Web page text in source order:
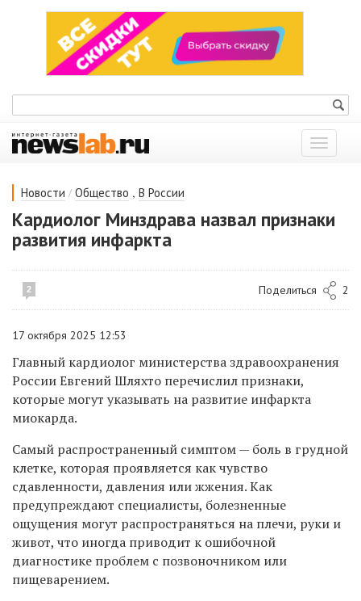
Показать
меню
Новости / Общество , В России
Кардиолог Минздрава назвал признаки
развития инфаркта
2 Поделиться 2
17 октября 2025 12:53
Главный кардиолог министерства здравоохранения
России Евгений Шляхто перечислил признаки,
которые могут указывать на развитие инфаркта
миокарда.
Самый распространенный симптом — боль в грудной
клетке, которая проявляется как чувство
сдавленности, давления или жжения. Как
предупреждают специалисты, болезненные
ощущения могут распространяться на плечи, руки и
живот, что иногда приводит к ошибочной
диагностике проблем с позвоночником или
пищеварением.